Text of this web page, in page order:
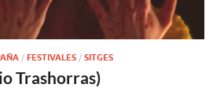
/ FESTIVALES / SITGES
Trashorras)